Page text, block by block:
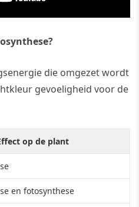
die omgezet wordt
gevoeligheid voor de
op de plant
en fotosynthese